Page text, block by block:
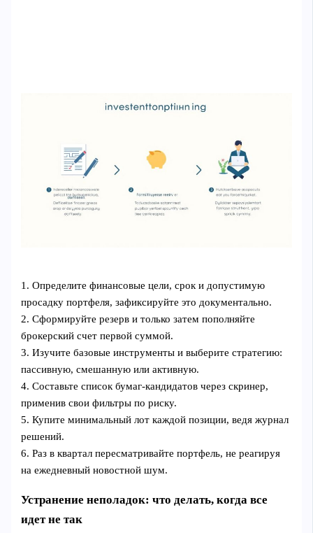
1. Определите финансовые цели, срок и допустимую
просадку портфеля, зафиксируйте это документально.
2. Сформируйте резерв и только затем пополняйте
брокерский счет первой суммой.
3. Изучите базовые инструменты и выберите стратегию:
пассивную, смешанную или активную.
4. Составьте список бумаг-кандидатов через скринер,
применив свои фильтры по риску.
5. Купите минимальный лот каждой позиции, ведя журнал
решений.
6. Раз в квартал пересматривайте портфель, не реагируя
на ежедневный новостной шум.
Устранение неполадок: что делать, когда все
идет не так